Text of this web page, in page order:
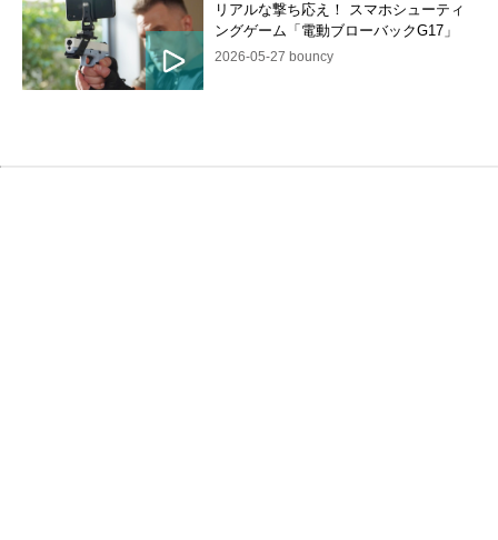
リアルな撃ち応え！ スマホシューティ
ングゲーム「電動ブローバックG17」
2026-05-27 bouncy